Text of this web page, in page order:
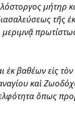
μήτηρ
τῆς
ἐκ βαθέων εἰς
καὶ
ὅπως